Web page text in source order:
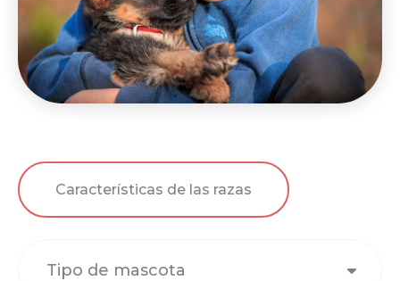
Características de las razas
Tipo de mascota